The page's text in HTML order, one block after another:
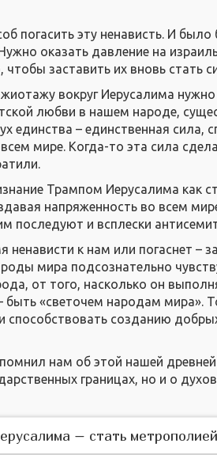
погасить эту ненависть. И
оказать давление на
чтобы заставить их вновь стать
вокруг Иерусалима
любви в нашем народе,
единства – единственная сила,
мире. Когда-то эта сила
Трампом Иерусалима как
напряженность во всем
последуют и всплески
ненависти к нам или погаснет –
мира подсознательно
от того, насколько он
быть «светочем народам мира».
способствовать созданию
нам об этой нашей
границах, но и о
– стать